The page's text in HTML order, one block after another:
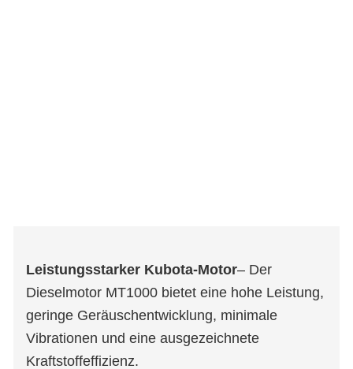
Leistungsstarker Kubota-Motor– Der
Dieselmotor MT1000 bietet eine hohe Leistung,
geringe Geräuschentwicklung, minimale
Vibrationen und eine ausgezeichnete
Kraftstoffeffizienz.